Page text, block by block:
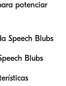
potenciar
Speech Blubs
Blubs